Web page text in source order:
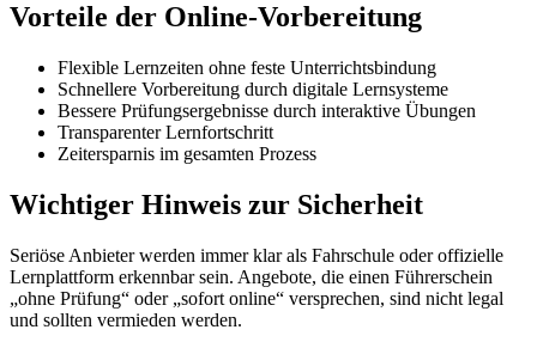
Vorteile der Online-Vorbereitung
Flexible Lernzeiten ohne feste Unterrichtsbindung
Schnellere Vorbereitung durch digitale Lernsysteme
Bessere Prüfungsergebnisse durch interaktive Übungen
Transparenter Lernfortschritt
Zeitersparnis im gesamten Prozess
Wichtiger Hinweis zur Sicherheit
Seriöse Anbieter werden immer klar als Fahrschule oder offizielle
Lernplattform erkennbar sein. Angebote, die einen Führerschein
„ohne Prüfung“ oder „sofort online“ versprechen, sind nicht legal
und sollten vermieden werden.